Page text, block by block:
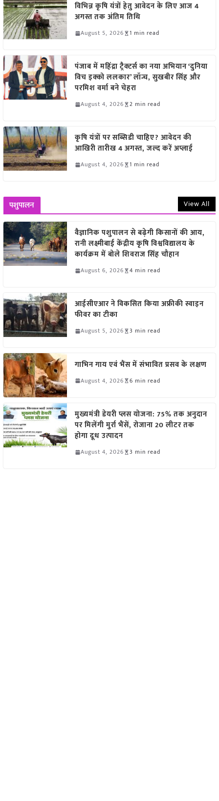
विभिन्न कृषि यंत्रों हेतु आवेदन के लिए आज 4
अगस्त तक अंतिम तिथि
August 5, 2026 1 min read
पंजाब में महिंद्रा ट्रैक्टर्स का नया अभियान ‘दुनिया
विच इक्को ललकार’ लॉन्च, सुखबीर सिंह और
परमिश वर्मा बने चेहरा
August 4, 2026 2 min read
कृषि यंत्रों पर सब्सिडी चाहिए? आवेदन की
आखिरी तारीख 4 अगस्त, जल्द करें अप्लाई
August 4, 2026 1 min read
पशुपालन View All
वैज्ञानिक पशुपालन से बढ़ेगी किसानों की आय,
रानी लक्ष्मीबाई केंद्रीय कृषि विश्वविद्यालय के
कार्यक्रम में बोले शिवराज सिंह चौहान
August 6, 2026 4 min read
आईसीएआर ने विकसित किया अफ्रीकी स्वाइन
फीवर का टीका
August 5, 2026 3 min read
गाभिन गाय एवं भैंस में संभावित प्रसव के लक्षण
August 4, 2026 6 min read
मुख्यमंत्री डेयरी प्लस योजना: 75% तक अनुदान
पर मिलेंगी मुर्रा भैंसें, रोजाना 20 लीटर तक
होगा दूध उत्पादन
August 4, 2026 3 min read